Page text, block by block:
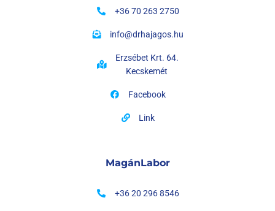
+36 70 263 2750
info@drhajagos.hu
Erzsébet Krt. 64.
Kecskemét
Facebook
Link
MagánLabor
+36 20 296 8546